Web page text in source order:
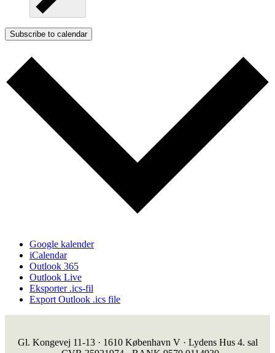
Subscribe to calendar
Google kalender
iCalendar
Outlook 365
Outlook Live
Eksporter .ics-fil
Export Outlook .ics file
Gl. Kongevej 11-13 · 1610 København V · Lydens Hus 4. sal